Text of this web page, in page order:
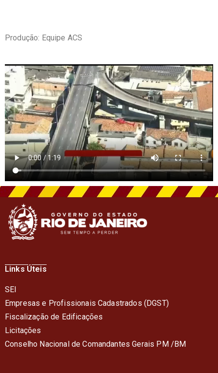
Produção: Equipe ACS
Links Úteis
SEI
Empresas e Profissionais Cadastrados (DGST)
Fiscalização de Edificações
Licitações
Conselho Nacional de Comandantes Gerais PM /BM